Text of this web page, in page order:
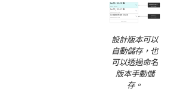
設計版本可以
自動儲存，也
可以透過命名
版本手動儲
存。